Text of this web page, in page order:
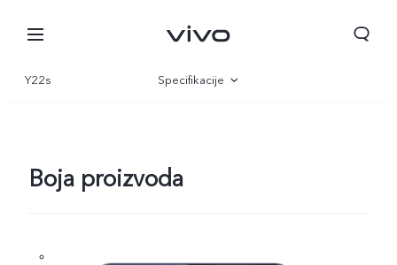
Y22s Specifikacije
Boja proizvoda